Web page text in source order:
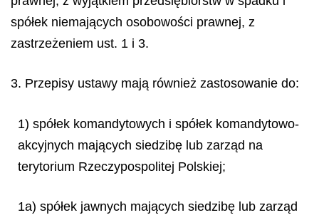
spółek niemających osobowości prawnej, z
zastrzeżeniem ust. 1 i 3.
3. Przepisy ustawy mają również zastosowanie do:
1) spółek komandytowych i spółek komandytowo-
akcyjnych mających siedzibę lub zarząd na
terytorium Rzeczypospolitej Polskiej;
1a) spółek jawnych mających siedzibę lub zarząd